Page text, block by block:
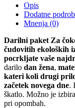
Opis
Dodatne
Mnenja (0)
Darilni paket Za
čudovitih ekoloških
pocrkljate vaše
darilo dan žena,
kateri koli drugi
začetek novega dne.
škatlo. Možno je
pri opombah.